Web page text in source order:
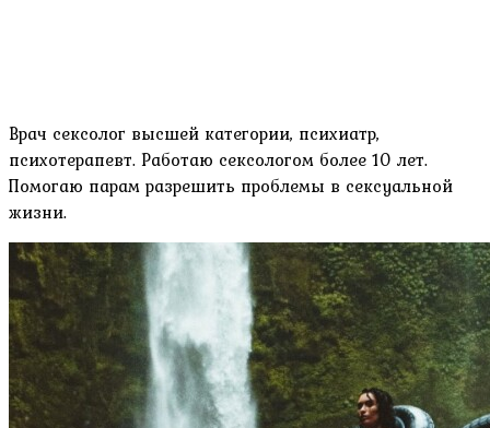
Врач сексолог высшей категории, психиатр,
психотерапевт. Работаю сексологом более 10 лет.
Помогаю парам разрешить проблемы в сексуальной
жизни.